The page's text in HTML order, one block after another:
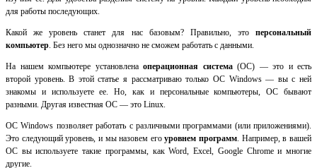
для работы последующих.
Какой же уровень станет для нас базовым? Правильно, это персональный
компьютер. Без него мы однозначно не сможем работать с данными.
На нашем компьютере установлена операционная система(ОС) — это и есть
второй уровень. В этой статье я рассматриваю только ОС Windows — вы с ней
знакомы и используете ее. Но, как и персональные компьютеры, ОС бывают
разными. Другая известная ОС — это Linux.
ОС Windows позволяет работать с различными программами (или приложениями).
Это следующий уровень, и мы назовем егоуровнем программ. Например, в вашей
ОС вы используете такие программы, как Word, Excel, Google Chrome и многие
другие.